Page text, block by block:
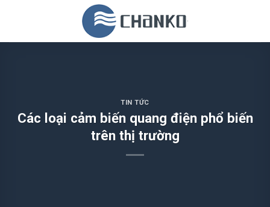
TIN TỨC
Các loại cảm biến quang điện phổ biến
trên thị trường